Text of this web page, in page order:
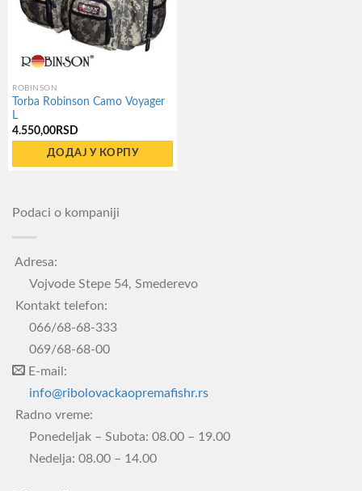
ROBINSON
Torba Robinson Camo Voyager
L
4.550,00 RSD
ДОДАЈ У КОРПУ
Podaci o kompaniji
Adresa:
Vojvode Stepe 54, Smederevo
Kontakt telefon:
066/68-68-333
069/68-68-00
E-mail:
info@ribolovackaopremafishr.rs
Radno vreme:
Ponedeljak – Subota: 08.00 – 19.00
Nedelja: 08.00 – 14.00